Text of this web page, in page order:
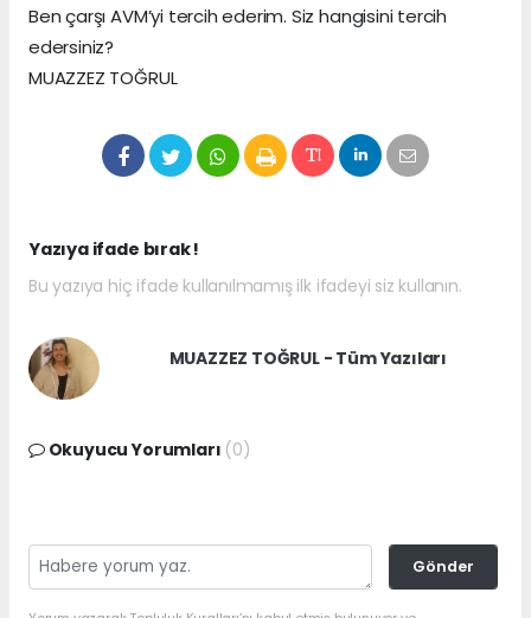
Ben çarşı AVM’yi tercih ederim. Siz hangisini tercih
edersiniz?
MUAZZEZ TOĞRUL
Yazıya ifade bırak !
Bu yazıya hiç ifade kullanılmamış ilk ifadeyi siz kullanın.
MUAZZEZ TOĞRUL - Tüm Yazıları
Okuyucu Yorumları (0)
Gönder